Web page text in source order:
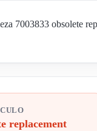
7003833 obsolete
replacement